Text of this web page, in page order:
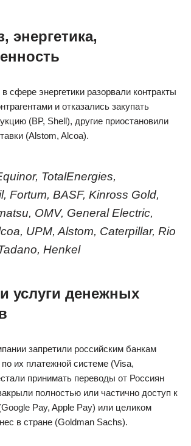
энергетика,
сфере энергетики разорвали контракты
и отказались закупать
(BP, Shell), другие приостановили
(Alstom, Alcoa).
TotalEnergies,
Fortum, BASF, Kinross Gold,
OMV, General Electric,
UPM, Alstom, Caterpillar, Rio
Henkel
услуги денежных
запретили российским банкам
их платежной системе (Visa,
принимать переводы от Россиян
полностью или частично доступ к
Pay, Apple Pay) или целиком
в стране (Goldman Sachs).